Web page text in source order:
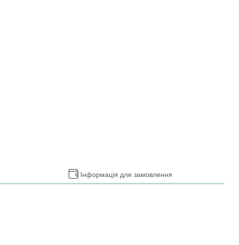
Інформація для замовлення